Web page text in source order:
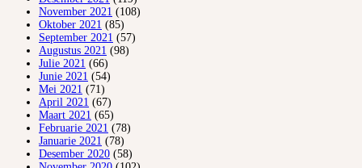
November 2021 (108)
Oktober 2021 (85)
September 2021 (57)
Augustus 2021 (98)
Julie 2021 (66)
Junie 2021 (54)
Mei 2021 (71)
April 2021 (67)
Maart 2021 (65)
Februarie 2021 (78)
Januarie 2021 (78)
Desember 2020 (58)